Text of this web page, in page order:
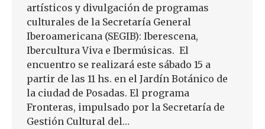
artísticos y divulgación de programas
culturales de la Secretaría General
Iberoamericana (SEGIB): Iberescena,
Ibercultura Viva e Ibermúsicas. El
encuentro se realizará este sábado 15 a
partir de las 11 hs. en el Jardín Botánico de
la ciudad de Posadas. El programa
Fronteras, impulsado por la Secretaría de
Gestión Cultural del…